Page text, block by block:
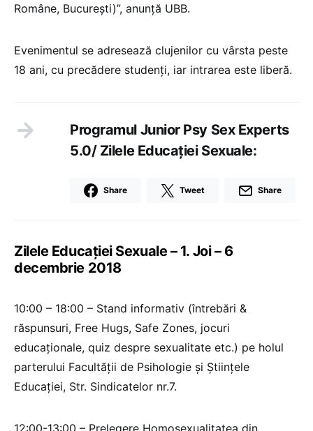
Române, București)”, anunță UBB.
Evenimentul se adresează clujenilor cu vârsta peste
18 ani, cu precădere studenți, iar intrarea este liberă.
Programul Junior Psy Sex Experts
5.0/ Zilele Educației Sexuale:
Share Tweet Share
Zilele Educației Sexuale – 1. Joi – 6
decembrie 2018
10:00 – 18:00 – Stand informativ (întrebări &
răspunsuri, Free Hugs, Safe Zones, jocuri
educaționale, quiz despre sexualitate etc.) pe holul
parterului Facultății de Psihologie și Științele
Educației, Str. Sindicatelor nr.7.